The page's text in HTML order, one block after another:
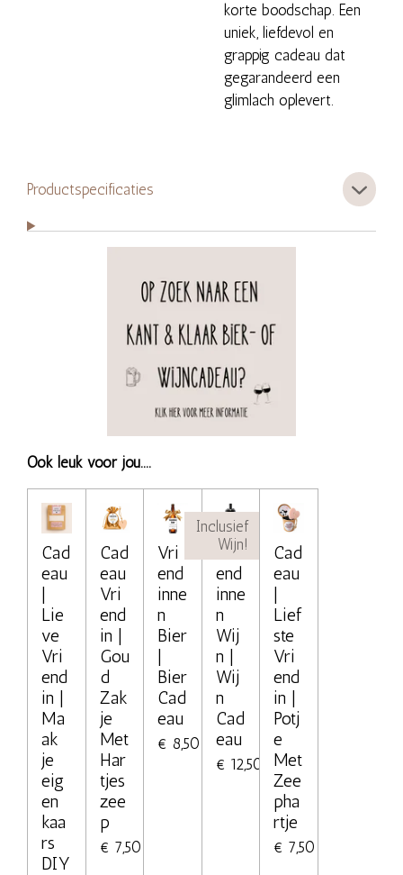
korte boodschap. Een
uniek, liefdevol en
grappig cadeau dat
gegarandeerd een
glimlach oplevert.
Productspecificaties
Ook leuk voor jou....
Cad
eau
|
Lie
ve
Vri
end
in |
Ma
ak
je
eig
en
kaa
rs
DIY
Cad
eau
Vri
end
in |
Gou
d
Zak
je
Met
Har
tjes
zee
p
€ 7,50
Vri
end
inne
n
Bier
|
Bier
Cad
eau
€ 8,50
Inclusief
Wijn!
Vri
end
inne
n
Wij
n |
Wij
n
Cad
eau
€ 12,50
Cad
eau
|
Lief
ste
Vri
end
in |
Potj
e
Met
Zee
pha
rtje
€ 7,50